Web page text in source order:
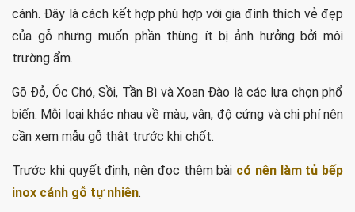
cánh. Đây là cách kết hợp phù hợp với gia đình thích vẻ đẹp
của gỗ nhưng muốn phần thùng ít bị ảnh hưởng bởi môi
trường ẩm.
Gõ Đỏ, Óc Chó, Sồi, Tần Bì và Xoan Đào là các lựa chọn phổ
biến. Mỗi loại khác nhau về màu, vân, độ cứng và chi phí nên
cần xem mẫu gỗ thật trước khi chốt.
Trước khi quyết định, nên đọc thêm bài có nên làm tủ bếp
inox cánh gỗ tự nhiên.